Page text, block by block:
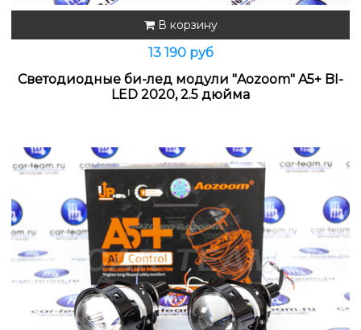
В корзину
13 190 руб
Светодиодные би-лед модули "Aozoom" A5+ BI-
LED 2020, 2.5 дюйма